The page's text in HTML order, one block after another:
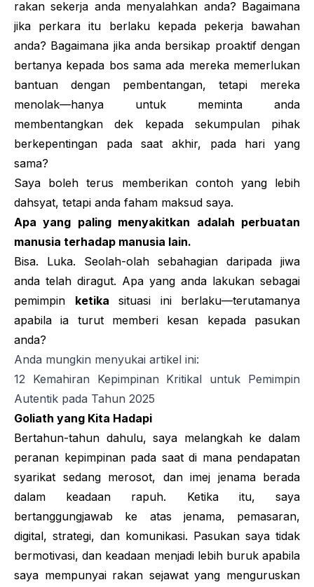
rakan sekerja anda menyalahkan anda? Bagaimana
jika perkara itu berlaku kepada pekerja bawahan
anda? Bagaimana jika anda bersikap proaktif dengan
bertanya kepada bos sama ada mereka memerlukan
bantuan dengan pembentangan, tetapi mereka
menolak—hanya untuk meminta anda
membentangkan dek kepada sekumpulan pihak
berkepentingan pada saat akhir, pada hari yang
sama?
Saya boleh terus memberikan contoh yang lebih
dahsyat, tetapi anda faham maksud saya.
Apa yang paling menyakitkan adalah perbuatan
manusia terhadap manusia lain.
Bisa. Luka. Seolah-olah sebahagian daripada jiwa
anda telah diragut. Apa yang anda lakukan sebagai
pemimpin ketika situasi ini berlaku—terutamanya
apabila ia turut memberi kesan kepada pasukan
anda?
Anda mungkin menyukai artikel ini:
12 Kemahiran Kepimpinan Kritikal untuk Pemimpin
Autentik pada Tahun 2025
Goliath yang Kita Hadapi
Bertahun-tahun dahulu, saya melangkah ke dalam
peranan kepimpinan pada saat di mana pendapatan
syarikat sedang merosot, dan imej jenama berada
dalam keadaan rapuh. Ketika itu, saya
bertanggungjawab ke atas jenama, pemasaran,
digital, strategi, dan komunikasi. Pasukan saya tidak
bermotivasi, dan keadaan menjadi lebih buruk apabila
saya mempunyai rakan sejawat yang menguruskan